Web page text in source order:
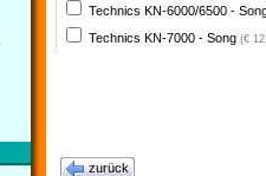
Technics KN-6000/6500 -
Technics KN-7000 - Song (€
zurück